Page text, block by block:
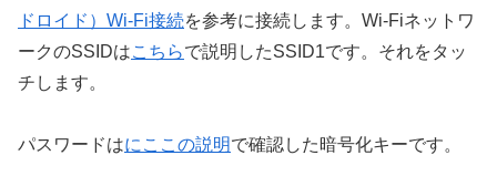
ドロイド）Wi-Fi接続を参考に接続します。Wi-Fiネットワ
ークのSSIDはこちらで説明したSSID1です。それをタッ
チします。
パスワードはにここの説明で確認した暗号化キーです。